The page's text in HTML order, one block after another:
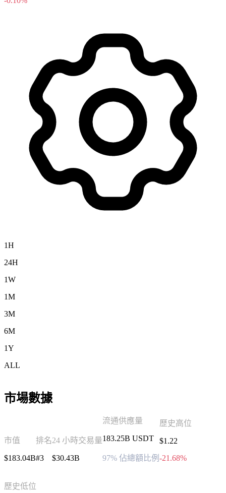
1H
24H
1W
1M
3M
6M
1Y
ALL
市場數據
市值
$183.04B
排名
#3
24 小時交易量
$30.43B
流通供應量
183.25B USDT
97% 佔總額比例
歷史高位
$1.22
-21.68%
歷史低位